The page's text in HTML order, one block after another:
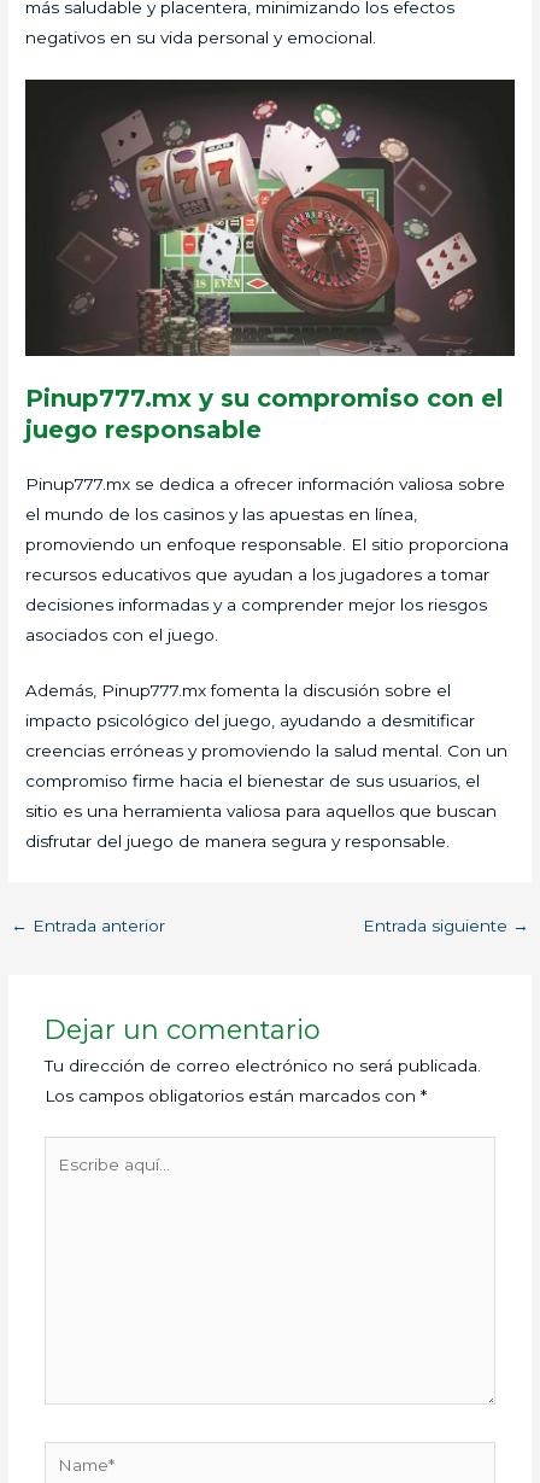
más saludable y placentera, minimizando los efectos
negativos en su vida personal y emocional.
Pinup777.mx y su compromiso con el
juego responsable
Pinup777.mx se dedica a ofrecer información valiosa sobre
el mundo de los casinos y las apuestas en línea,
promoviendo un enfoque responsable. El sitio proporciona
recursos educativos que ayudan a los jugadores a tomar
decisiones informadas y a comprender mejor los riesgos
asociados con el juego.
Además, Pinup777.mx fomenta la discusión sobre el
impacto psicológico del juego, ayudando a desmitificar
creencias erróneas y promoviendo la salud mental. Con un
compromiso firme hacia el bienestar de sus usuarios, el
sitio es una herramienta valiosa para aquellos que buscan
disfrutar del juego de manera segura y responsable.
← Entrada anterior Entrada siguiente →
Dejar un comentario
Tu dirección de correo electrónico no será publicada.
Los campos obligatorios están marcados con *